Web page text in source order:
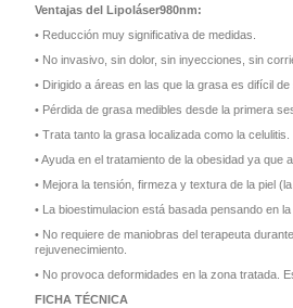
Ventajas del Lipoláser980nm:
• Reducción muy significativa de medidas.
• No invasivo, sin dolor, sin inyecciones, sin
• Dirigido a áreas en las que la grasa es difícil de
• Pérdida de grasa medibles desde la primera
• Trata tanto la grasa localizada como la celulitis.
• Ayuda en el tratamiento de la obesidad ya que
• Mejora la tensión, firmeza y textura de la piel
• La bioestimulacion está basada pensando en
• No requiere de maniobras del terapeuta
rejuvenecimiento.
• No provoca deformidades en la zona tratada.
FICHA TÉCNICA